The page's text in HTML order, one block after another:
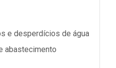
e desperdícios de água
abastecimento